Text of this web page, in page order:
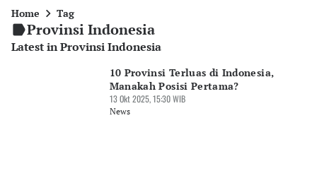
Home Tag
Provinsi Indonesia
Latest in Provinsi Indonesia
10 Provinsi Terluas di Indonesia,
Manakah Posisi Pertama?
13 Okt 2025, 15:30 WIB
News